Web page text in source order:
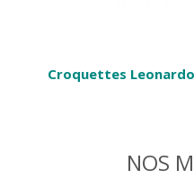
Croquettes
NOS